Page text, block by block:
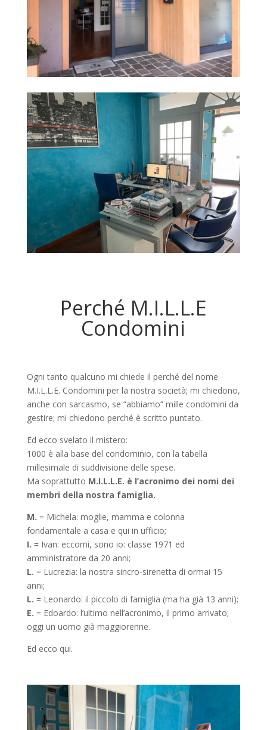
Perché M.I.L.L.E
Condomini
Ogni tanto qualcuno mi chiede il perché del nome
M.I.L.L.E. Condomini per la nostra società; mi chiedono,
anche con sarcasmo, se “abbiamo” mille condomini da
gestire; mi chiedono perché è scritto puntato.
Ed ecco svelato il mistero:
1000 è alla base del condominio, con la tabella
millesimale di suddivisione delle spese.
Ma soprattutto M.I.L.L.E. è l’acronimo dei nomi dei
membri della nostra famiglia.
M. = Michela: moglie, mamma e colonna
fondamentale a casa e qui in ufficio;
I. = Ivan: eccomi, sono io: classe 1971 ed
amministratore da 20 anni;
L. = Lucrezia: la nostra sincro-sirenetta di ormai 15
anni;
L. = Leonardo: il piccolo di famiglia (ma ha già 13 anni);
E. = Edoardo: l’ultimo nell’acronimo, il primo arrivato;
oggi un uomo già maggiorenne.
Ed ecco qui.